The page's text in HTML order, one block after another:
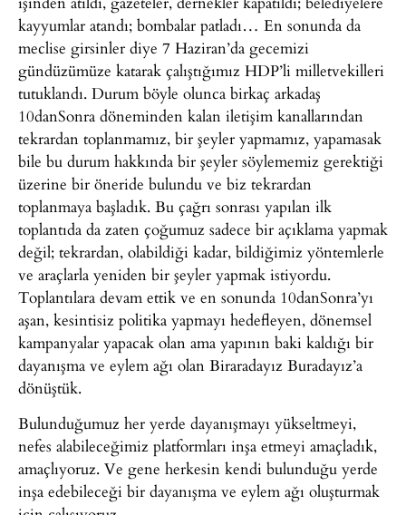
kayyumlar atandı; bombalar patladı… En sonunda da
meclise girsinler diye 7 Haziran’da gecemizi
gündüzümüze katarak çalıştığımız HDP’li milletvekilleri
tutuklandı. Durum böyle olunca birkaç arkadaş
10danSonra döneminden kalan iletişim kanallarından
tekrardan toplanmamız, bir şeyler yapmamız, yapamasak
bile bu durum hakkında bir şeyler söylememiz gerektiği
üzerine bir öneride bulundu ve biz tekrardan
toplanmaya başladık. Bu çağrı sonrası yapılan ilk
toplantıda da zaten çoğumuz sadece bir açıklama yapmak
değil; tekrardan, olabildiği kadar, bildiğimiz yöntemlerle
ve araçlarla yeniden bir şeyler yapmak istiyordu.
Toplantılara devam ettik ve en sonunda 10danSonra’yı
aşan, kesintisiz politika yapmayı hedefleyen, dönemsel
kampanyalar yapacak olan ama yapının baki kaldığı bir
dayanışma ve eylem ağı olan Biraradayız Buradayız’a
dönüştük.
Bulunduğumuz her yerde dayanışmayı yükseltmeyi,
nefes alabileceğimiz platformları inşa etmeyi amaçladık,
amaçlıyoruz. Ve gene herkesin kendi bulunduğu yerde
inşa edebileceği bir dayanışma ve eylem ağı oluşturmak